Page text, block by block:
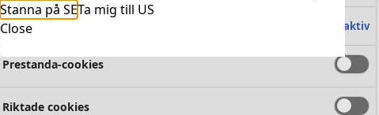
Stanna på SETa mig till US
Close
Funktionella cookies Alltid aktiv
Prestanda-cookies
Riktade cookies